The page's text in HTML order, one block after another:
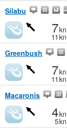
Silabu
7kn
11 kn
Greenbush
7kn
11 kn
Macaronis
4kn
5kn